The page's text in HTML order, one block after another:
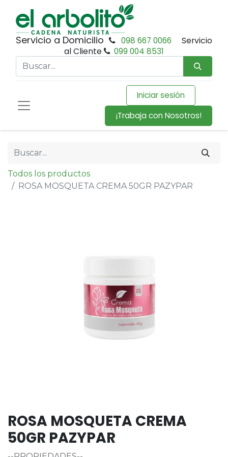
Servicio a Domicilio 098 667 0066
Servicio
al Cliente
099 004 8531
Iniciar sesión
¡Trabaja con Nosotros!
Todos los productos
ROSA MOSQUETA CREMA 50GR PAZYPAR
ROSA MOSQUETA CREMA
50GR PAZYPAR